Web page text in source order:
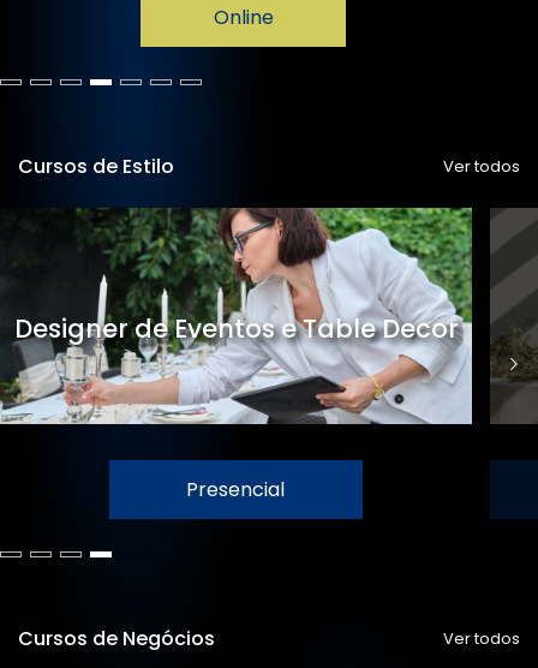
Online
Cursos de Estilo Ver todos
Designer de Eventos e Table Decor
Presencial
Cursos de Negócios Ver todos